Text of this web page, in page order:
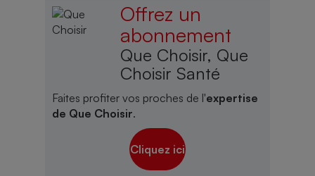
Offrez un
abonnement
Que Choisir, Que
Choisir Santé
Faites profiter vos proches de l'expertise
de Que Choisir.
Cliquez ici